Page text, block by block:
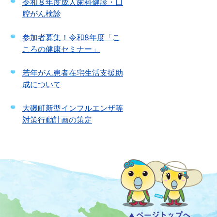
令和８年度成人歯科健診・口
腔がん検診
参加者募集！令和8年度「こ
ころの健康セミナー」
若年がん患者在宅生活支援助
成について
大磯町新型インフルエンザ等
対策行動計画の策定